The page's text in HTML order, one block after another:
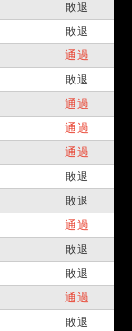
敗退
敗退
通過
敗退
通過
通過
通過
敗退
敗退
通過
敗退
敗退
通過
敗退